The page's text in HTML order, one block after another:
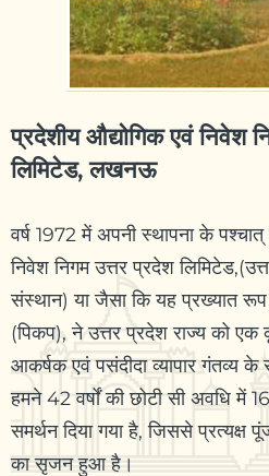
प्रदेशीय औद्योगिक एवं निवेश
लिमिटेड, लखनऊ
वर्ष 1972 में अपनी स्थापना के
निवेश निगम उत्तर प्रदेश
संस्थान) या जैसा कि यह प्रख्यात रूप
(पिकप), ने उत्तर प्रदेश राज्य को एक
आकर्षक एवं पसंदीदा व्यापार गंतव्य
हमने 42 वर्षों की छोटी सी अवधि में
समर्थन दिया गया है, जिससे प्रत्यक्ष
का सृजन हुआ है।